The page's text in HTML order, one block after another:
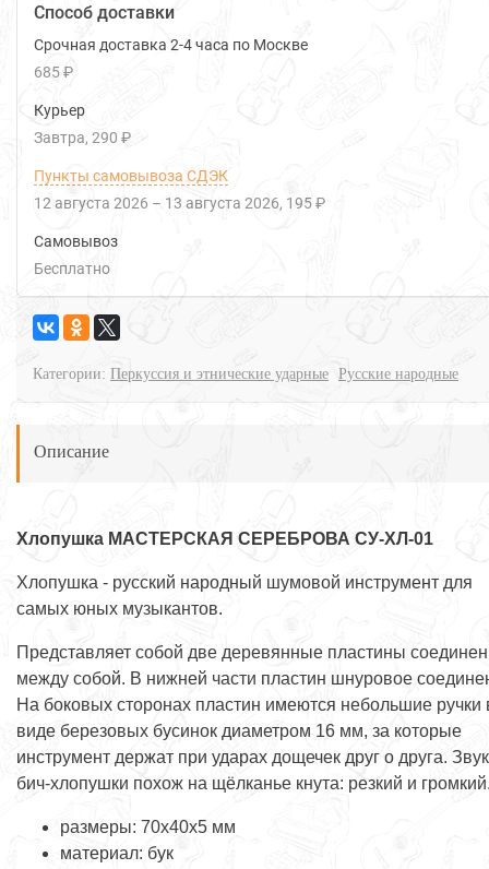
Способ доставки
Срочная доставка 2-4 часа по Москве
685 ₽
Курьер
Завтра 290 ₽
Пункты самовывоза СДЭК
12 августа 2026 – 13 августа 2026 195 ₽
Самовывоз
Бесплатно
Категории: Перкуссия и этнические ударные Русские народные
Описание
Хлопушка МАСТЕРСКАЯ СЕРЕБРОВА СУ-ХЛ-01
Хлопушка - русский народный шумовой инструмент для
самых юных музыкантов.
Представляет собой две деревянные пластины
между собой. В нижней части пластин шнуровое
На боковых сторонах пластин имеются небольшие ручки
виде березовых бусинок диаметром 16 мм, за которые
инструмент держат при ударах дощечек друг о друга.
бич-хлопушки похож на щёлканье кнута: резкий и
размеры: 70x40x5 мм
материал: бук